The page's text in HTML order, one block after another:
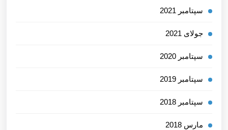
سپتامبر 2021
جولای 2021
سپتامبر 2020
سپتامبر 2019
سپتامبر 2018
مارس 2018